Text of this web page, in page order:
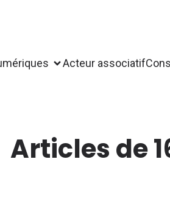
Acteur associatif
Articles de